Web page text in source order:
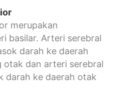
merupakan
basilar. Arteri serebral
darah ke daerah
otak dan arteri serebral
darah ke daerah otak